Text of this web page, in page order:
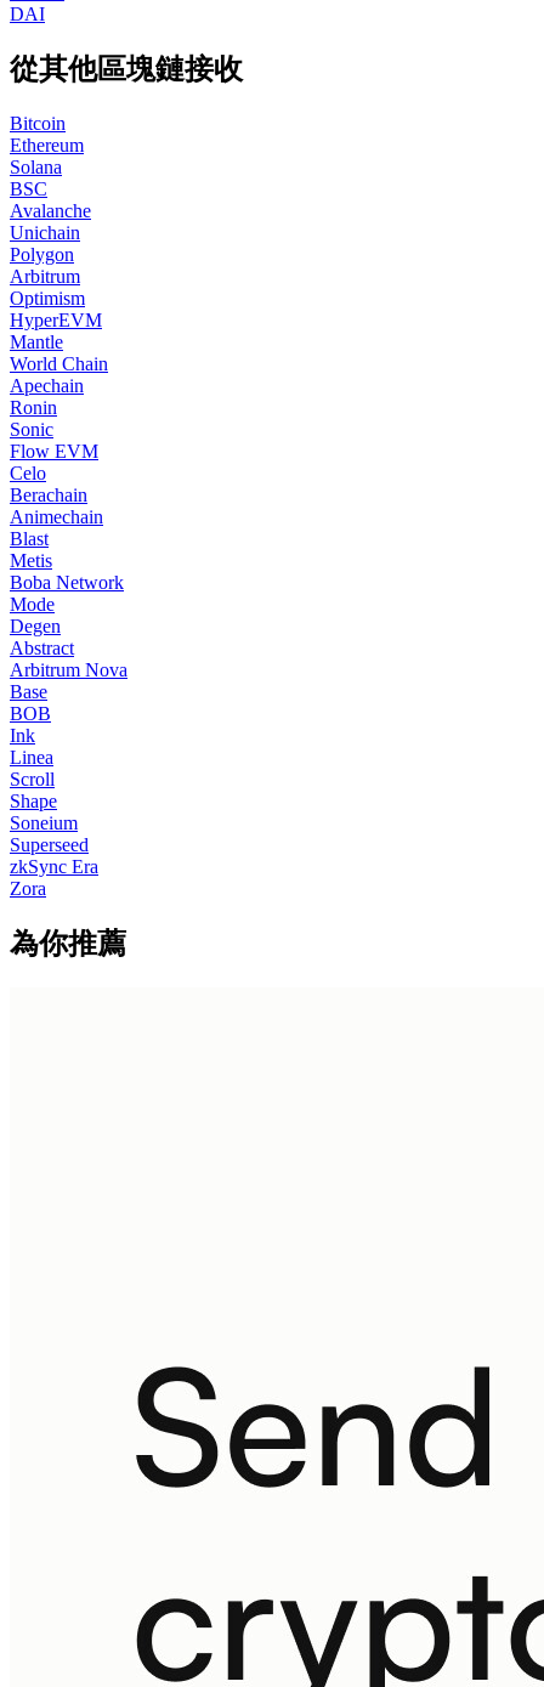
DAI
從其他區塊鏈接收
Bitcoin
Ethereum
Solana
BSC
Avalanche
Unichain
Polygon
Arbitrum
Optimism
HyperEVM
Mantle
World Chain
Apechain
Ronin
Sonic
Flow EVM
Celo
Berachain
Animechain
Blast
Metis
Boba Network
Mode
Degen
Abstract
Arbitrum Nova
Base
BOB
Ink
Linea
Scroll
Shape
Soneium
Superseed
zkSync Era
Zora
為你推薦